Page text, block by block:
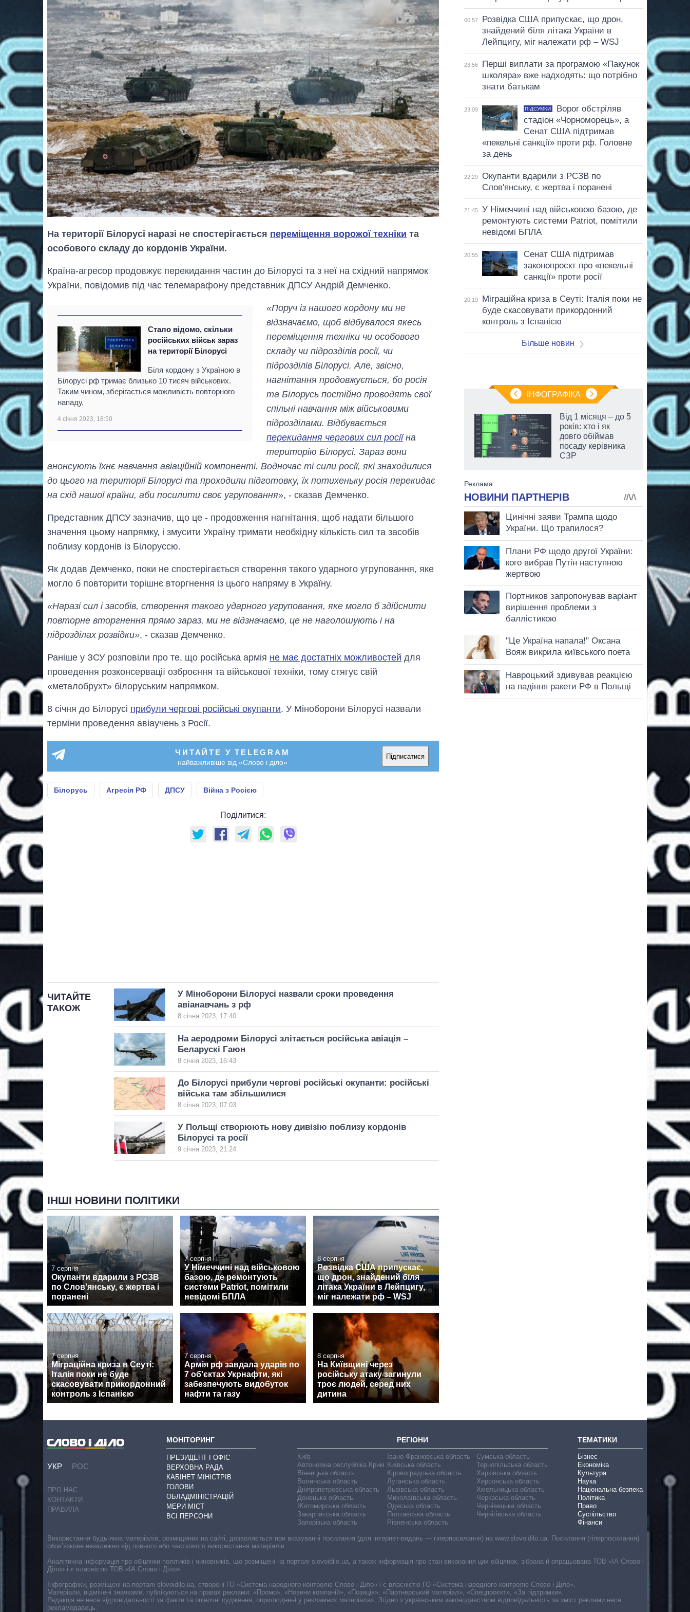
На території Білорусі наразі не спостерігається переміщення ворожої техніки та
особового складу до кордонів України.
Країна-агресор продовжує перекидання частин до Білорусі та з неї на східний напрямок
України, повідомив під час телемарафону представник ДПСУ Андрій Демченко.
Стало відомо, скільки
російських військ зараз
на території Білорусі
Біля кордону з Україною в
Білорусі рф тримає близько 10 тисяч військових.
Таким чином, зберігається можливість повторного
нападу.
4 січня 2023, 18:50
«Поруч із нашого кордону ми не
відзначаємо, щоб відбувалося якесь
переміщення техніки чи особового
складу чи підрозділів росії, чи
підрозділів Білорусі. Але, звісно,
нагнітання продовжується, бо росія
та Білорусь постійно проводять свої
спільні навчання між військовими
підрозділами. Відбувається
перекидання чергових сил росіїна
територію Білорусі. Зараз вони
анонсують їхнє навчання авіаційній компоненті. Водночас ті сили росії, які знаходилися
до цього на території Білорусі та проходили підготовку, їх потихеньку росія перекидає
на схід нашої країни, аби посилити своє угруповання», - сказав Демченко.
Представник ДПСУ зазначив, що це - продовження нагнітання, щоб надати більшого
значення цьому напрямку, і змусити Україну тримати необхідну кількість сил та засобів
поблизу кордонів із Білоруссю.
Як додав Демченко, поки не спостерігається створення такого ударного угруповання, яке
могло б повторити торішнє вторгнення із цього напряму в Україну.
«Наразі сил і засобів, створення такого ударного угруповання, яке могло б здійснити
повторне вторгнення прямо зараз, ми не відзначаємо, це не наголошують і на
підрозділах розвідки», - сказав Демченко.
Раніше у ЗСУ розповіли про те, що російська армія не має достатніх можливостей для
проведення розконсервації озброєння та військової техніки, тому стягує свій
«металобрухт» білоруським напрямком.
8 січня до Білорусі прибули чергові російські окупанти. У Міноборони Білорусі назвали
терміни проведення авіаучень з Росії.
ЧИТАЙТЕ У TELEGRAM
найважливіше від «Слово і діло»
Підписатися
Білорусь Агресія РФ ДПСУ Війна з Росією
Поділитися:
ЧИТАЙТЕ
ТАКОЖ
У Міноборони Білорусі назвали сроки проведення
авіанавчань з рф
8 січня 2023, 17:40
На аеродроми Білорусі злітається російська авіація –
Беларускі Гаюн
8 січня 2023, 16:43
До Білорусі прибули чергові російські окупанти: російські
війська там збільшилися
8 січня 2023, 07:03
У Польщі створюють нову дивізію поблизу кордонів
Білорусі та росії
9 січня 2023, 21:24
ІНШІ НОВИНИ ПОЛІТИКИ
7 серпня
Окупанти вдарили з РСЗВ
по Слов'янську, є жертва і
поранені
7 серпня
У Німеччині над військовою
базою, де ремонтують
системи Patriot, помітили
невідомі БПЛА
8 серпня
Розвідка США припускає,
що дрон, знайдений біля
літака України в Лейпцигу,
міг належати рф – WSJ
7 серпня
Міграційна криза в Сеуті:
Італія поки не буде
скасовувати прикордонний
контроль з Іспанією
7 серпня
Армія рф завдала ударів по
7 об'єктах Укрнафти, які
забезпечують видобуток
нафти та газу
8 серпня
На Київщині через
російську атаку загинули
троє людей, серед них
дитина
00:57
Розвідка США припускає, що дрон,
знайдений біля літака України в
Лейпцигу, міг належати рф – WSJ
23:56
Перші виплати за програмою «Пакунок
школяра» вже надходять: що потрібно
знати батькам
23:09 ПІДСУМКИ
Ворог обстріляв
стадіон «Чорноморець», а
Сенат США підтримав
«пекельні санкції» проти рф. Головне
за день
22:29
Окупанти вдарили з РСЗВ по
Слов'янську, є жертва і поранені
21:45
У Німеччині над військовою базою, де
ремонтують системи Patriot, помітили
невідомі БПЛА
20:55
Сенат США підтримав
законопроєкт про «пекельні
санкції» проти росії
20:19
Міграційна криза в Сеуті: Італія поки не
буде скасовувати прикордонний
контроль з Іспанією
Більше новин
ІНФОГРАФІКА
вирощували в
Україні до і під час
Від 1 місяця – до 5
років: хто і як
довго обіймав
посаду керівника
СЗР
УКР РОС
ПРО НАС
КОНТАКТИ
ПРАВИЛА
МОНІТОРИНГ
ПРЕЗИДЕНТ І ОФІС
ВЕРХОВНА РАДА
КАБІНЕТ МІНІСТРІВ
ГОЛОВИ
ОБЛАДМІНІСТРАЦІЙ
МЕРИ МІСТ
ВСІ ПЕРСОНИ
РЕГІОНИ
Київ
Автономна республіка Крим
Вінницька область
Волинська область
Дніпропетровська область
Донецька область
Житомирська область
Закарпатська область
Запорізька область
Івано-Франківська область
Київська область
Кіровоградська область
Луганська область
Львівська область
Миколаївська область
Одеська область
Полтавська область
Рівненська область
Сумська область
Тернопільська область
Харківська область
Херсонська область
Хмельницька область
Черкаська область
Чернівецька область
Чернігівська область
ТЕМАТИКИ
Бізнес
Економіка
Культура
Наука
Національна безпека
Політика
Право
Суспільство
Фінанси
Використання будь-яких матеріалів, розміщених на сайті, дозволяється при вказуванні посилання (для інтернет-видань — гіперпосилання) на www.slovoidilo.ua. Посилання (гіперпосилання)
обов’язкове незалежно від повного або часткового використання матеріалів.
Аналітична інформація про обіцянки політиків і чиновників, що розміщені на порталі slovoidilo.ua, а також інформація про стан виконання цих обіцянок, зібрана й опрацьована ТОВ «ІА Слово і
Діло» і є власністю ТОВ «ІА Слово і Діло».
Інфографіки, розміщені на порталі slovoidilo.ua, створені ГО «Система народного контролю Слово і Діло» і є власністю ГО «Система народного контролю Слово і Діло».
Матеріали, відмічені значками, публікуються на правах реклами: «Промо», «Новини компаній», «Позиція», «Партнерський матеріал», «Спецпроєкт», «За підтримки».
Редакція не несе відповідальності за факти та оціночні судження, оприлюднені у рекламних матеріалах. Згідно з українським законодавством відповідальність за зміст реклами несе
рекламодавець.